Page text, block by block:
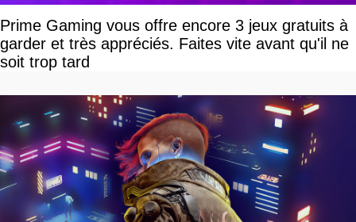
Prime Gaming vous offre encore 3 jeux gratuits à
garder et très appréciés. Faites vite avant qu'il ne
soit trop tard